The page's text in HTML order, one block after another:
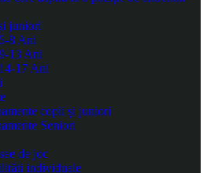
juniori
5-8 Ani
13 Ani
14-17 Ani
copii și juniori
Seniori
de joc
individuale